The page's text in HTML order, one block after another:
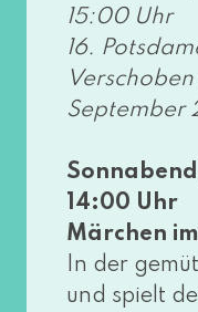
15:00 Uhr
16.
September
14:00 Uhr
Märchen
In der
und spielt